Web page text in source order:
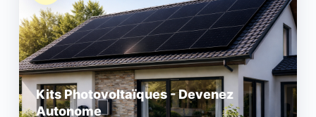
Kits Photovoltaïques - Devenez
Autonome